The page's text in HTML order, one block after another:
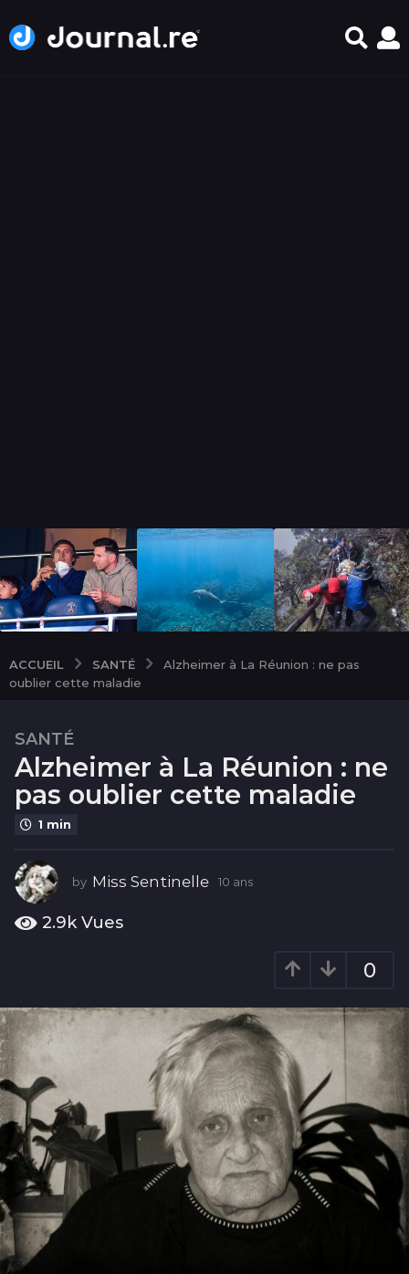
ACCUEIL SANTÉ
Alzheimer à La Réunion : ne pas
oublier cette maladie
1
0
n
s
0
a
n
SANTÉ
Alzheimer à La Réunion : ne
pas oublier cette maladie
1 min
by Miss Sentinelle 10 ans
2.9k Vues
0